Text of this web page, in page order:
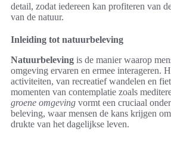
detail, zodat iedereen kan profiteren van
van de natuur.
Inleiding tot natuurbeleving
Natuurbeleving is de manier waarop
omgeving ervaren en ermee interageren.
activiteiten, van recreatief wandelen en
momenten van contemplatie zoals
groene omgeving vormt een cruciaal
beleving, waar mensen de kans krijgen
drukte van het dagelijkse leven.